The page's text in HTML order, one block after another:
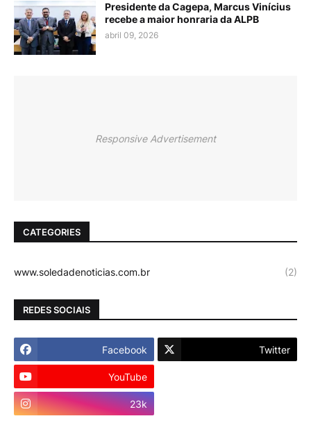
Presidente da Cagepa, Marcus Vinícius
recebe a maior honraria da ALPB
abril 09, 2026
Responsive Advertisement
CATEGORIES
www.soledadenoticias.com.br (2)
REDES SOCIAIS
Facebook Twitter
YouTube
23k